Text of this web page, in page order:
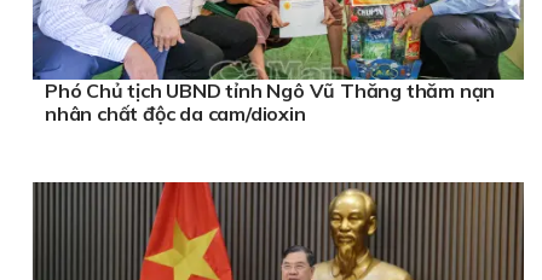
Phó Chủ tịch UBND tỉnh Ngô Vũ Thăng thăm nạn
nhân chất độc da cam/dioxin